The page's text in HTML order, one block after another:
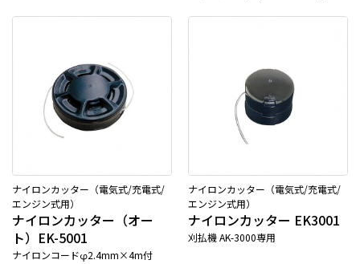
ナイロンカッター（電気式/充電式/
エンジン式用）
ナイロンカッター（オー
ト）EK-5001
ナイロンコードφ2.4mm×4m付
ナイロンカッター（電気式/充電式/
エンジン式用）
ナイロンカッター EK3001
刈払機 AK-3000専用